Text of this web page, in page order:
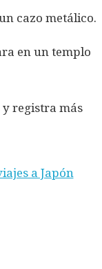
cazo metálico.
en un templo
y registra más
a Japón